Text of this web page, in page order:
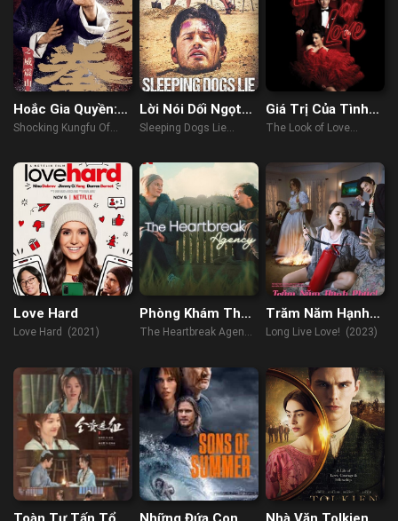
Hoắc Gia Quyền:
Uy Chấn Sơn Hà
Shocking Kungfu Of
Lời Nói Dối Ngọt
Ngào
Sleeping Dogs Lie
Giá Trị Của Tình
Yêu
The Look of Love
Love Hard
Love Hard (2021)
Phòng Khám Thất
Tình
The Heartbreak Agency
Trăm Năm Hạnh
Phúc!
Long Live Love! (2023)